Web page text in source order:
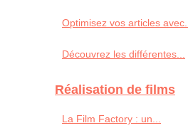
Optimisez vos articles avec...
Découvrez les différentes...
Réalisation de films
La Film Factory : un...